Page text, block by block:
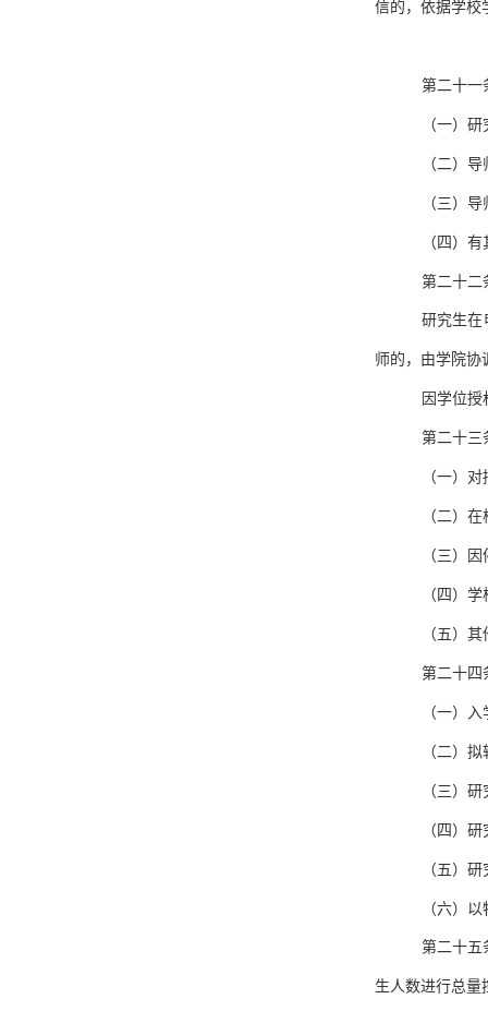
信的，依据学校
第二十一
（一）
（二）
（三）
（四）
第二十二
研究生在
师的，由学院协
因学位
第二十三
（一）
（二）
（三）
（四）
（五）
第二十四
（一）
（二）
（三）
（四）
（五）
（六）
第二十五
生人数进行总量